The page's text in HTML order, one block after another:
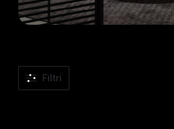
Filtri